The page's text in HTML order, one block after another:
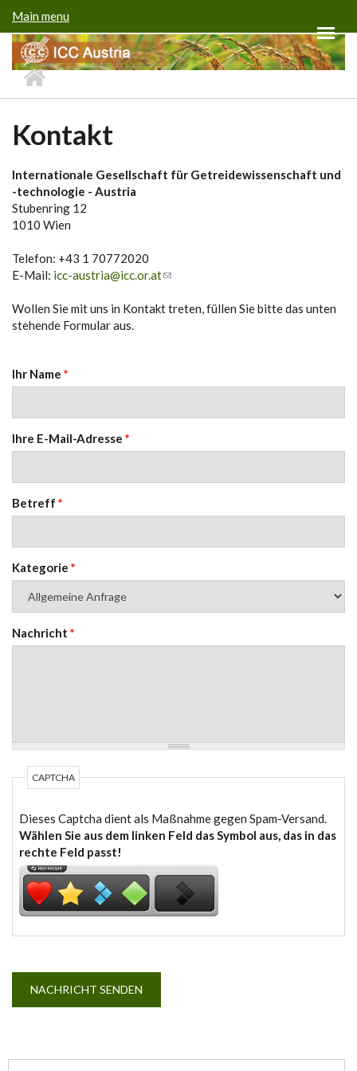
Main menu
Kontakt
Internationale Gesellschaft für Getreidewissenschaft und
-technologie - Austria
Stubenring 12
1010 Wien
Telefon: +43 1 70772020
E-Mail: icc-austria@icc.or.at
Wollen Sie mit uns in Kontakt treten, füllen Sie bitte das unten
stehende Formular aus.
Ihr Name *
Ihre E-Mail-Adresse *
Betreff *
Kategorie *
Nachricht *
CAPTCHA
Dieses Captcha dient als Maßnahme gegen Spam-Versand.
Wählen Sie aus dem linken Feld das Symbol aus, das in das
rechte Feld passt!